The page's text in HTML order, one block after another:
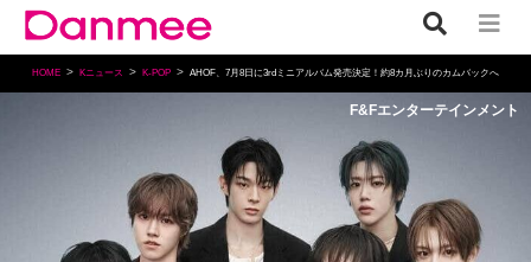
HOME Kニュース K-POP AHOF、7月8日に3rdミニアルバム発売決定！約8カ月ぶりのカムバックへ
F&Fエンターテインメント